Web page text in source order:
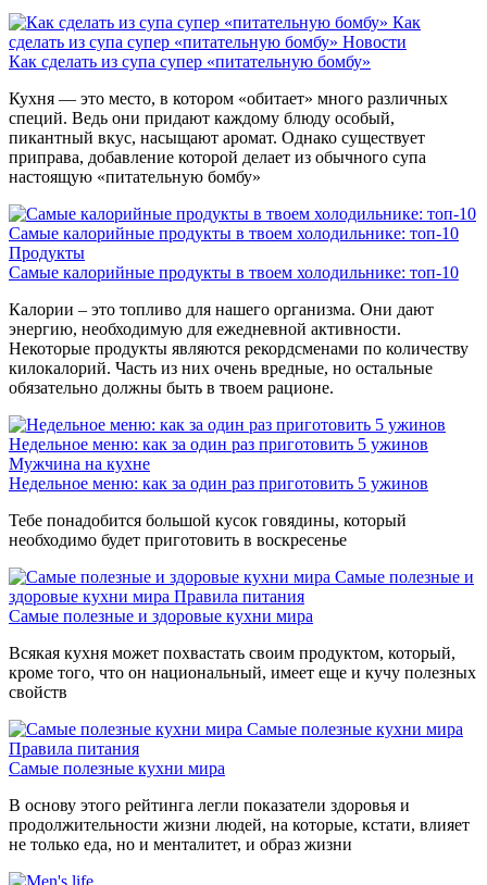
Как
сделать из супа супер «питательную бомбу» Новости
Как сделать из супа супер «питательную бомбу»
Кухня — это место, в котором «обитает» много различных
специй. Ведь они придают каждому блюду особый,
пикантный вкус, насыщают аромат. Однако существует
приправа, добавление которой делает из обычного супа
настоящую «питательную бомбу»
Самые калорийные продукты в твоем холодильнике: топ-10
Продукты
Самые калорийные продукты в твоем холодильнике: топ-10
Калории – это топливо для нашего организма. Они дают
энергию, необходимую для ежедневной активности.
Некоторые продукты являются рекордсменами по количеству
килокалорий. Часть из них очень вредные, но остальные
обязательно должны быть в твоем рационе.
Недельное меню: как за один раз приготовить 5 ужинов
Мужчина на кухне
Недельное меню: как за один раз приготовить 5 ужинов
Тебе понадобится большой кусок говядины, который
необходимо будет приготовить в воскресенье
Самые полезные и
здоровые кухни мира Правила питания
Самые полезные и здоровые кухни мира
Всякая кухня может похвастать своим продуктом, который,
кроме того, что он национальный, имеет еще и кучу полезных
свойств
Самые полезные кухни мира
Правила питания
Самые полезные кухни мира
В основу этого рейтинга легли показатели здоровья и
продолжительности жизни людей, на которые, кстати, влияет
не только еда, но и менталитет, и образ жизни